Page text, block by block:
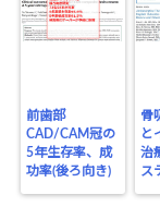
前歯部
CAD/CAM冠の
5年生存率、成
功率(後ろ向き)
骨
と
治
ス